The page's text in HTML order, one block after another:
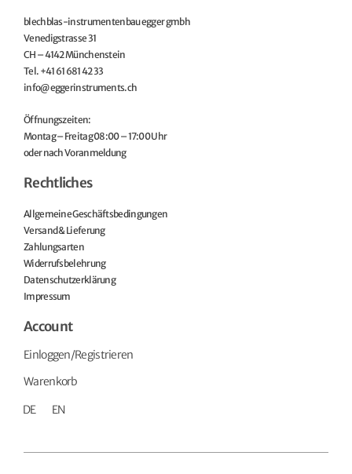
blechblas-instrumentenbau egger gmbh
Venedigstrasse 31
CH – 4142 Münchenstein
Tel. +41 61 681 42 33
info@eggerinstruments.ch
Öffnungszeiten:
Montag – Freitag 08:00 – 17:00 Uhr
oder nach Voranmeldung
Rechtliches
Allgemeine Geschäftsbedingungen
Versand & Lieferung
Zahlungsarten
Widerrufsbelehrung
Datenschutzerklärung
Impressum
Account
Einloggen/Registrieren
Warenkorb
DE EN